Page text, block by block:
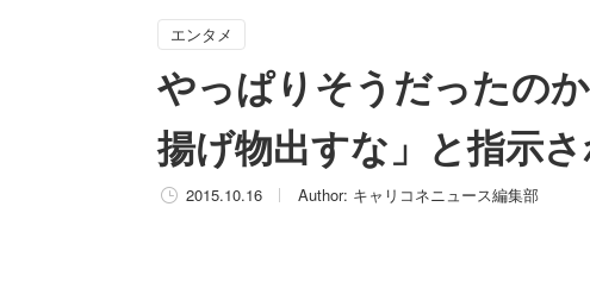
エンタメ
やっぱりそうだったの
揚げ物出すな」と指示
2015.10.16 Author: キャリコネニュース編集部